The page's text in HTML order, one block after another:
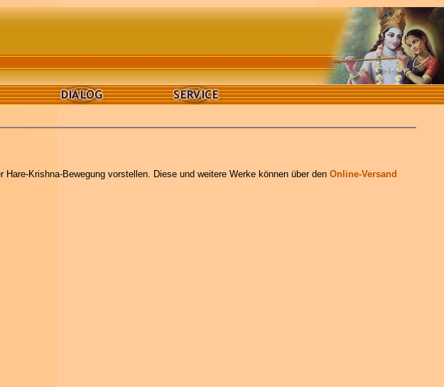
Krishna-Bewegung vorstellen. Diese und weitere Werke können über den Online-Versand